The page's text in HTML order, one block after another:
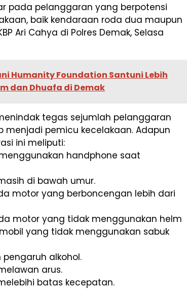
pada pelanggaran yang berpotensi
baik kendaraan roda dua maupun
Ari Cahya di Polres Demak, Selasa
Humanity Foundation Santuni Lebih
dan Dhuafa di Demak
tegas sejumlah pelanggaran
menjadi pemicu kecelakaan. Adapun
ini meliputi:
handphone saat
di bawah umur.
motor yang berboncengan lebih dari
motor yang tidak menggunakan helm
yang tidak menggunakan sabuk
alkohol.
arus.
batas kecepatan.